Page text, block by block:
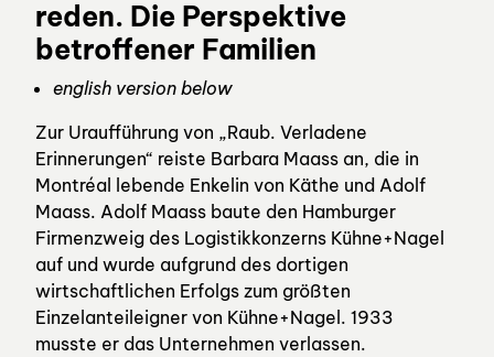
reden. Die Perspektive
betroffener Familien
english version below
Zur Uraufführung von „Raub. Verladene
Erinnerungen“ reiste Barbara Maass an, die in
Montréal lebende Enkelin von Käthe und Adolf
Maass. Adolf Maass baute den Hamburger
Firmenzweig des Logistikkonzerns Kühne+Nagel
auf und wurde aufgrund des dortigen
wirtschaftlichen Erfolgs zum größten
Einzelanteileigner von Kühne+Nagel. 1933
musste er das Unternehmen verlassen.